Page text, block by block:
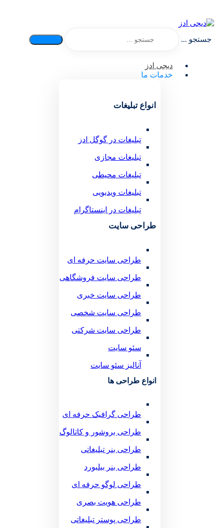
جستجو ...
دیجی ادز
خدمات ما
انواع تبلیغات
تبلیغات در گوگل ادز
تبلیغات مجازی
تبلیغات محیطی
تبلیغات ویدیویی
تبلیغات در اینستاگرام
طراحی سایت
طراحی سایت حرفه ای
طراحی سایت فروشگاهی
طراحی سایت خبری
طراحی سایت شخصی
طراحی سایت شرکتی
سئو سایت
آنالیز سئو سایت
انواع طراحی ها
طراحی گرافیک حرفه ای
طراحی بروشور و کاتالوگ
طراحی بنر تبلیغاتی
طراحی بنر بیلبورد
طراحی لوگو حرفه ای
طراحی هویت بصری
طراحی پوستر تبلیغاتی